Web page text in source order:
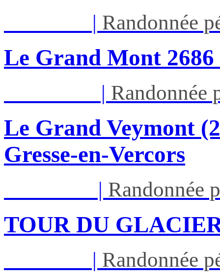
| Randonnée
Le Grand Mont
| Randonnée
Le Grand Veymont
Gresse-en-Vercors
| Randonnée
TOUR DU
| Randonnée